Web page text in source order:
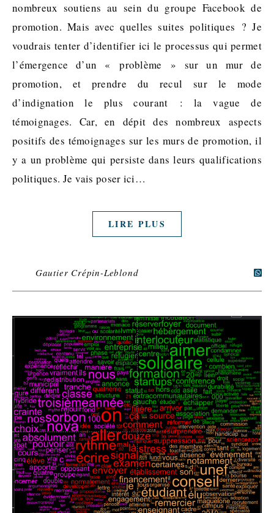
nombreux soutiens au sein du groupe Facebook de
promotion. Mais avec quelles suites politiques ? Je
voudrais tenter d’identifier ici le processus qui permet
l’émergence d’un « problème » sur un mur de
promotion, et prendre du recul sur le mode
d’indignation le plus courant : la vague de
témoignages. Car, en dépit des nombreux aspects
positifs des témoignages sur les murs de promotion, il
y a un problème qui persiste dans leurs qualifications
politiques. Je vais poser ici…
LIRE PLUS
Gautier Crépin-Leblond